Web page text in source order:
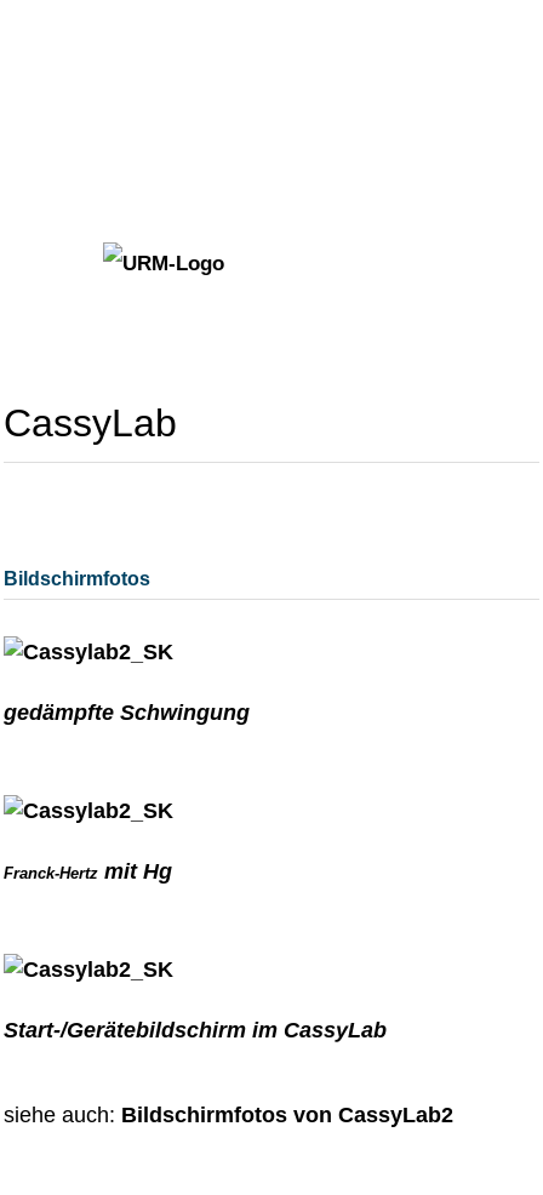
CassyLab
Bildschirmfotos
gedämpfte Schwingung
Franck-Hertz mit Hg
Start-/Gerätebildschirm im CassyLab
siehe auch: Bildschirmfotos von CassyLab2